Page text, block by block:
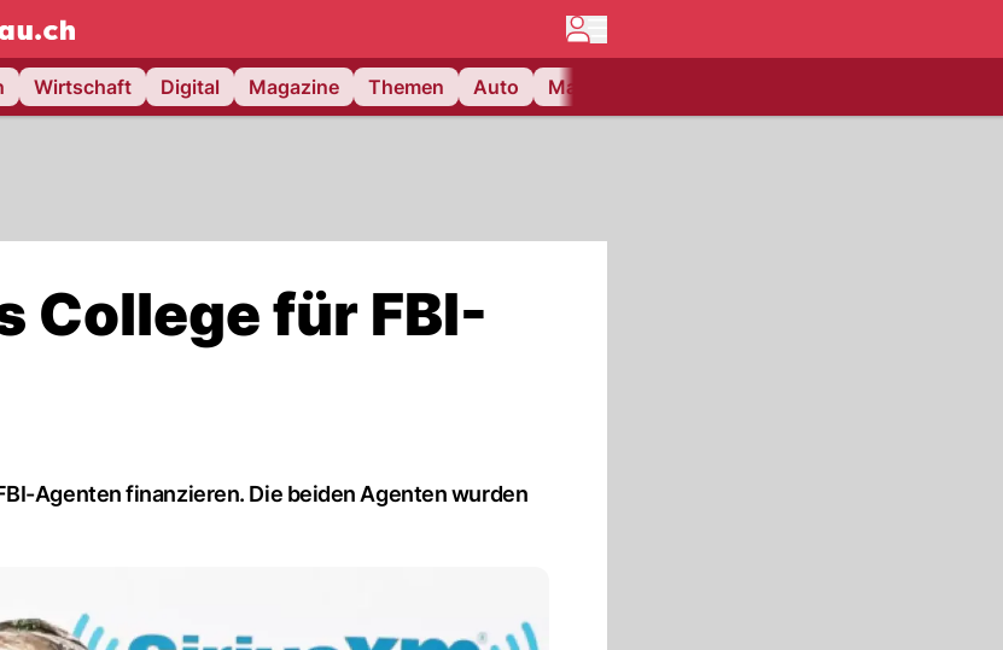
NAU.ch
Wirtschaft Digital Magazine Themen Auto Matchcenter
College für FBI-
Agenten finanzieren. Die beiden Agenten wurden